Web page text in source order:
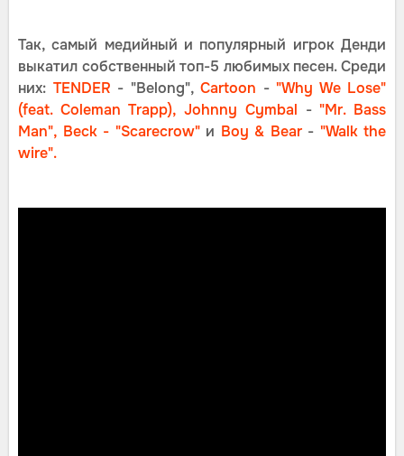
Так, самый медийный и популярный игрок Денди
выкатил собственный топ-5 любимых песен. Среди
них: TENDER - "Belong", Cartoon - "Why We Lose"
(feat. Coleman Trapp), Johnny Cymbal -"Mr. Bass
Man", Beck - "Scarecrow"и Boy & Bear- "Walk the
wire".